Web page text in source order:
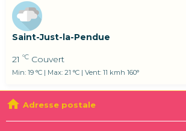
Saint-Just-la-Pendue
21 °C Couvert
Min: 19 °C | Max: 21 °C | Vent: 11 kmh 160°
Adresse postale